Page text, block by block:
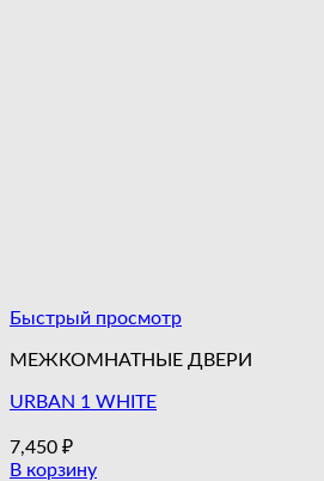
Быстрый просмотр
МЕЖКОМНАТНЫЕ ДВЕРИ
URBAN 1 WHITE
7,450 ₽
В корзину